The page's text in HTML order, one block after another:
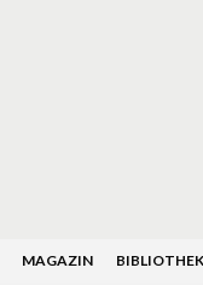
MAGAZIN BIBLIOTHEK